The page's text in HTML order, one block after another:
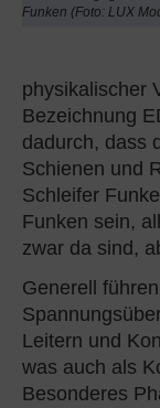
Funken (Foto: LUX
physikalischer
Bezeichnung
dadurch, dass
Schienen und
Schleifer
Funken sein,
zwar da sind,
Generell
Leitern und
was auch als
Besonderes